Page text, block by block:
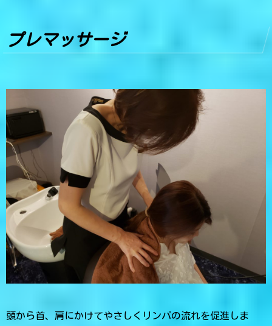
プレマッサージ
頭から首、肩にかけてやさしくリンパの流れを促進しま